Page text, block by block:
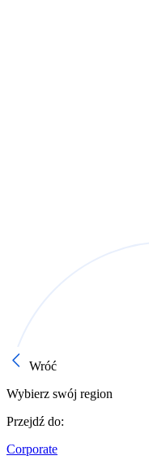
Wróć
Wybierz swój region
Przejdź do:
Corporate